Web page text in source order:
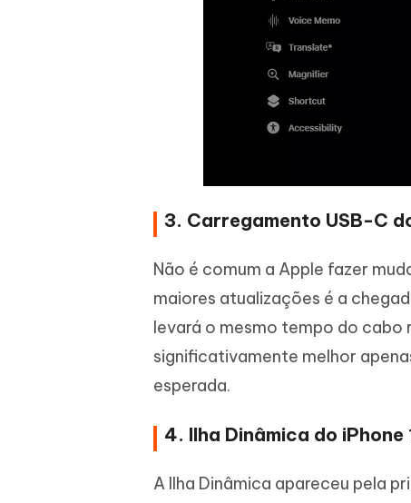
3. Carregamento USB-C
Não é comum a Apple fazer
maiores atualizações é a
levará o mesmo tempo do cabo
significativamente melhor
esperada.
4. Ilha Dinâmica do iPhone
A Ilha Dinâmica apareceu pela